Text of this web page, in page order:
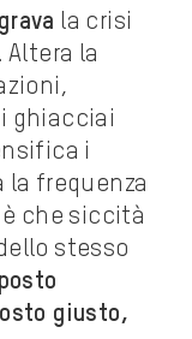
la crisi
la
ghiacciai
i
la frequenza
che siccità
stesso
giusto,